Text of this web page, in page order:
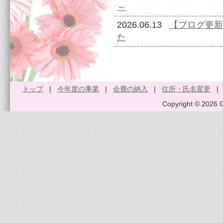
～
2026.06.13
【ブログ更
た
トップ| 今年度の事業 | 会費の納入 | 住所・氏名変更
Copyright © 2026